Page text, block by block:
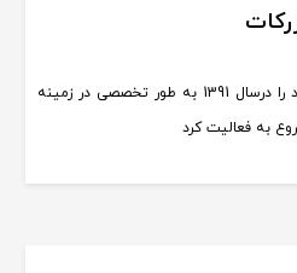
فروشگاه گالری زرکات فعالیت خود را درسال 1391 به طور تخصصی در زمینه
به فعالیت کرد